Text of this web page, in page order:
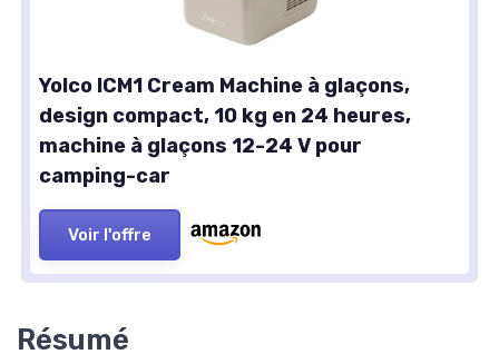
Yolco ICM1 Cream Machine à glaçons,
design compact, 10 kg en 24 heures,
machine à glaçons 12-24 V pour
camping-car
Voir l'offre
Résumé